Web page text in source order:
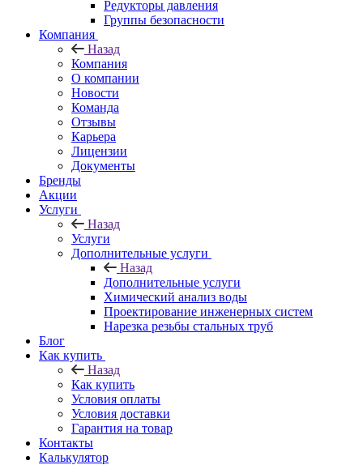
Редукторы давления
Группы безопасности
Компания
Назад
Компания
О компании
Новости
Команда
Отзывы
Карьера
Лицензии
Документы
Бренды
Акции
Услуги
Назад
Услуги
Дополнительные услуги
Назад
Дополнительные услуги
Химический анализ воды
Проектирование инженерных систем
Нарезка резьбы стальных труб
Блог
Как купить
Назад
Как купить
Условия оплаты
Условия доставки
Гарантия на товар
Контакты
Калькулятор